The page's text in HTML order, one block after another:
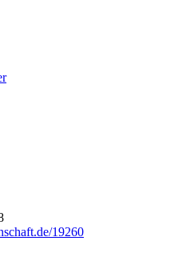
19260